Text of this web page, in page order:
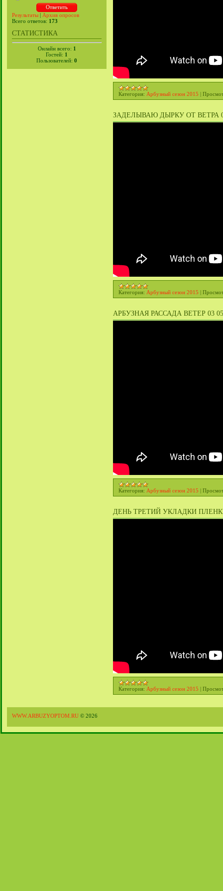
Результаты | Архив опросов
Всего ответов: 173
СТАТИСТИКА
Онлайн всего: 1
Гостей: 1
Пользователей: 0
Категория: Арбузный сезон 2015 |
ЗАДЕЛЫВАЮ ДЫРКУ ОТ ВЕТРА
Категория: Арбузный сезон 2015 |
АРБУЗНАЯ РАССАДА ВЕТЕР 03 05
Категория: Арбузный сезон 2015 |
ДЕНЬ ТРЕТИЙ УКЛАДКИ ПЛЕНКИ
Категория: Арбузный сезон 2015 |
WWW.ARBUZYOPTOM.RU © 2026